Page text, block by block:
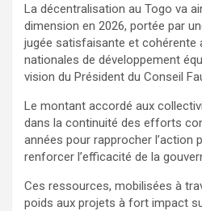
La décentralisation au Togo va
dimension en 2026, portée par
jugée satisfaisante et cohérente
nationales de développement
vision du Président du Conseil
Le montant accordé aux
dans la continuité des efforts
années pour rapprocher l’action
renforcer l’efficacité de la
Ces ressources, mobilisées à
poids aux projets à fort impact